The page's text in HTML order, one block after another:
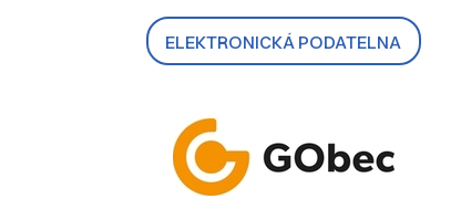
ELEKTRONICKÁ PODATELNA